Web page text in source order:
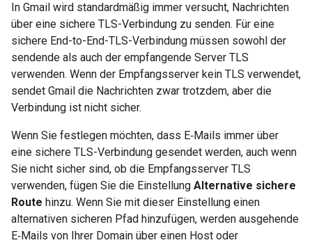
In Gmail wird standardmäßig immer versucht, Nachrichten
über eine sichere TLS-Verbindung zu senden. Für eine
sichere End-to-End-TLS-Verbindung müssen sowohl der
sendende als auch der empfangende Server TLS
verwenden. Wenn der Empfangsserver kein TLS verwendet,
sendet Gmail die Nachrichten zwar trotzdem, aber die
Verbindung ist nicht sicher.
Wenn Sie festlegen möchten, dass E‑Mails immer über
eine sichere TLS-Verbindung gesendet werden, auch wenn
Sie nicht sicher sind, ob die Empfangsserver TLS
verwenden, fügen Sie die Einstellung Alternative sichere
Route hinzu. Wenn Sie mit dieser Einstellung einen
alternativen sicheren Pfad hinzufügen, werden ausgehende
E‑Mails von Ihrer Domain über einen Host oder